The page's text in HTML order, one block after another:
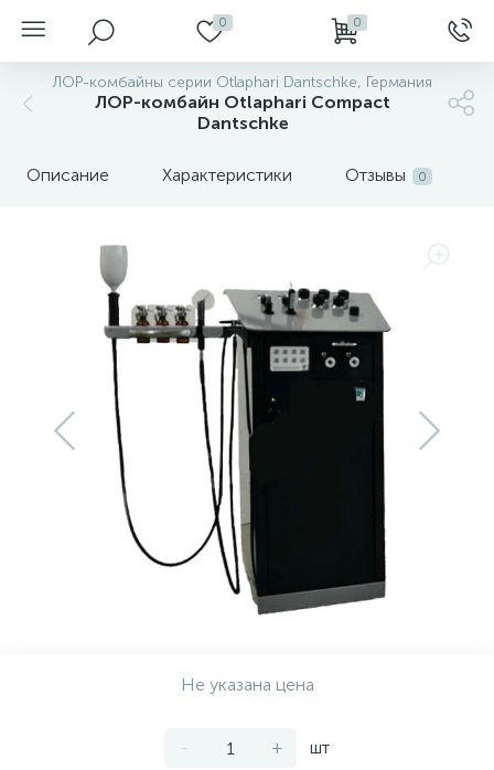
0 0
ЛОР-комбайны серии Otlaphari Dantschke, Германия
ЛОР-комбайн Otlaphari Compact
Dantschke
Описание Характеристики Отзывы 0
Не указана цена
- + шт